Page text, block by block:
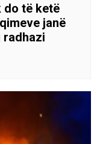
do të ketë
janë
radhazi